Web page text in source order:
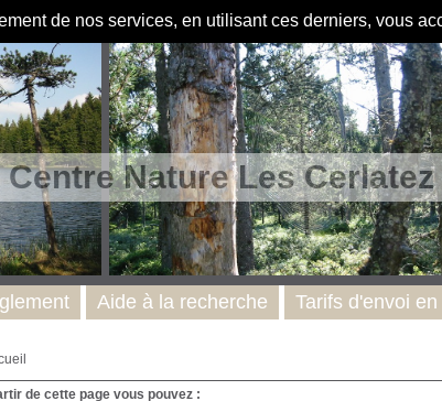
de nos services, en utilisant ces derniers, vous
Nature Les Cerlatez
de cette page vous pouvez :
Aide à la recherche Tarifs d'envoi